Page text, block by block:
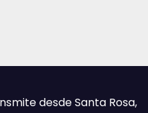
desde Santa Rosa,